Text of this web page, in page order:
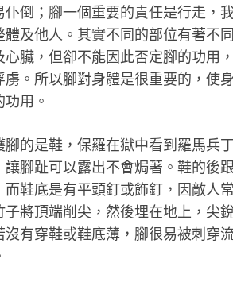
仆倒；腳一個重要的責任是行走，
體及他人。其實不同的部位有著不
心臟，但卻不能因此否定腳的功用
虜。所以腳對身體是很重要的，使
功用。
腳的是鞋，保羅在獄中看到羅馬兵
讓腳趾可以露出不會焗著。鞋的後
而鞋底是有平頭釘或飾釘，因敵人
子將頂端削尖，然後埋在地上，尖
沒有穿鞋或鞋底薄，腳很易被刺穿